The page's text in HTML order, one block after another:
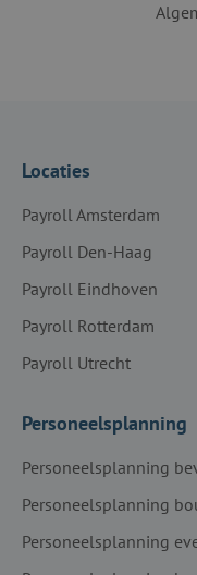
Locaties
Payroll Amsterdam
Payroll Den-Haag
Payroll Eindhoven
Payroll Rotterdam
Payroll Utrecht
Personeelsplanning
Personeelsplanning
Personeelsplanning
Personeelsplanning